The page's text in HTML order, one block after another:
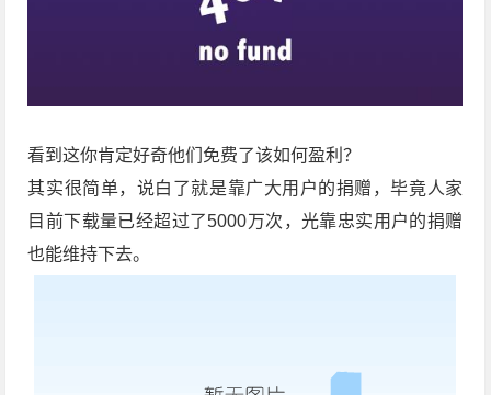
看到这你肯定好奇他们免费了该如何盈利？
其实很简单，说白了就是靠广大用户的捐赠，毕竟人家
目前下载量已经超过了5000万次，光靠忠实用户的捐赠
也能维持下去。